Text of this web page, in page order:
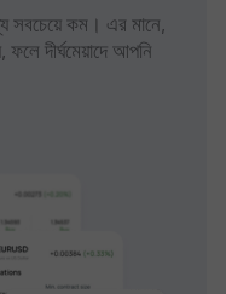
সবচেয়ে কম। এর মানে,
ফলে দীর্ঘমেয়াদে আপনি